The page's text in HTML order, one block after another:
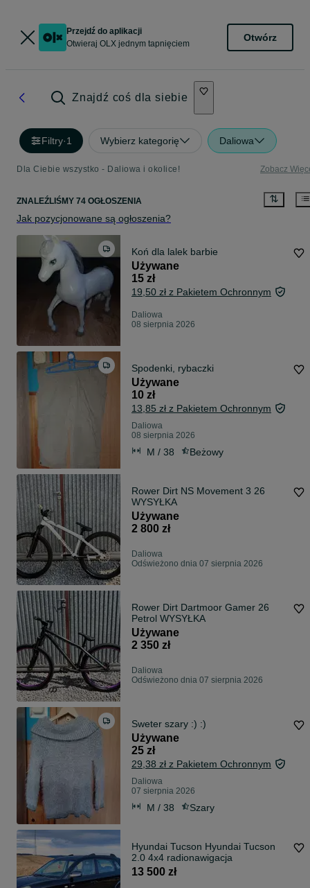
Przejdź do aplikacji
Otwieraj OLX jednym tapnięciem
Otwórz
Znajdź coś dla siebie
Filtry·1 Wybierz kategorię Daliowa
Dla Ciebie wszystko - Daliowa i okolice! Zobacz
ZNALEŹLIŚMY 74 OGŁOSZENIA
Jak pozycjonowane są ogłoszenia?
Koń dla lalek barbie
Używane
15 zł
19,50 zł z Pakietem Ochronnym
Daliowa
08 sierpnia 2026
Spodenki, rybaczki
Używane
10 zł
13,85 zł z Pakietem Ochronnym
Daliowa
08 sierpnia 2026
M / 38 Beżowy
Rower Dirt NS Movement 3 26
WYSYŁKA
Używane
2 800 zł
Daliowa
Odświeżono dnia 07 sierpnia 2026
Rower Dirt Dartmoor Gamer 26
Petrol WYSYŁKA
Używane
2 350 zł
Daliowa
Odświeżono dnia 07 sierpnia 2026
Sweter szary :) :)
Używane
25 zł
29,38 zł z Pakietem Ochronnym
Daliowa
07 sierpnia 2026
M / 38 Szary
Hyundai Tucson Hyundai Tucson
2.0 4x4 radionawigacja
13 500 zł